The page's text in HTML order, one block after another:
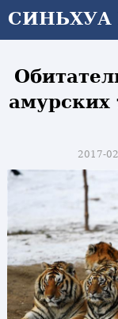
СИНЬХУА
амурских
2017-